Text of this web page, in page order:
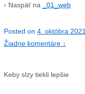
‹ Naspäť na _01_web
Posted on 4. októbra 2021
Žiadne komentáre ↓
Keby slzy tiekli lepšie